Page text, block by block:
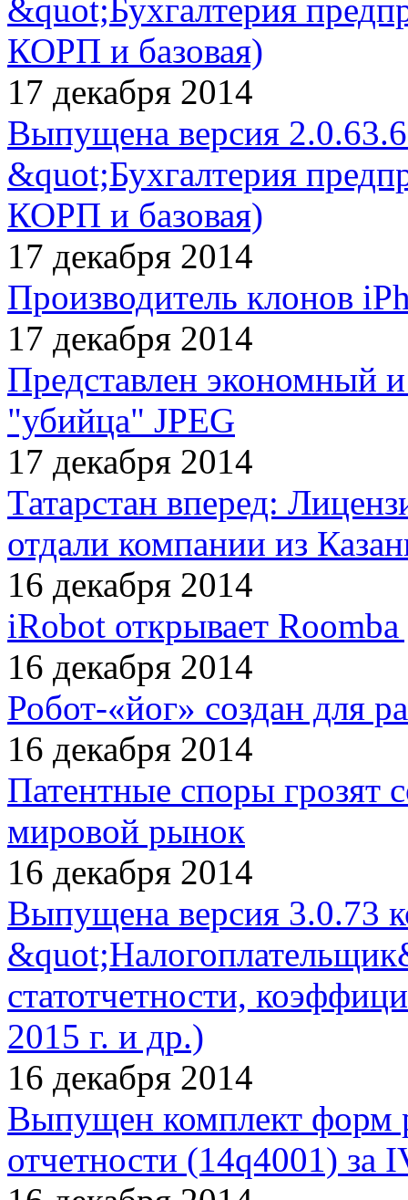
&quot;Бухгалтерия
КОРП и базовая)
17 декабря 2014
Выпущена версия
&quot;Бухгалтерия
КОРП и базовая)
17 декабря 2014
Производитель клонов
17 декабря 2014
Представлен экономный
"убийца" JPEG
17 декабря 2014
Татарстан вперед:
отдали компании из
16 декабря 2014
iRobot открывает
16 декабря 2014
Робот-«йог» создан для
16 декабря 2014
Патентные споры грозят
мировой рынок
16 декабря 2014
Выпущена версия 3.0.73
статотчетности,
2015 г. и др.)
16 декабря 2014
Выпущен комплект форм
отчетности (14q4001) за